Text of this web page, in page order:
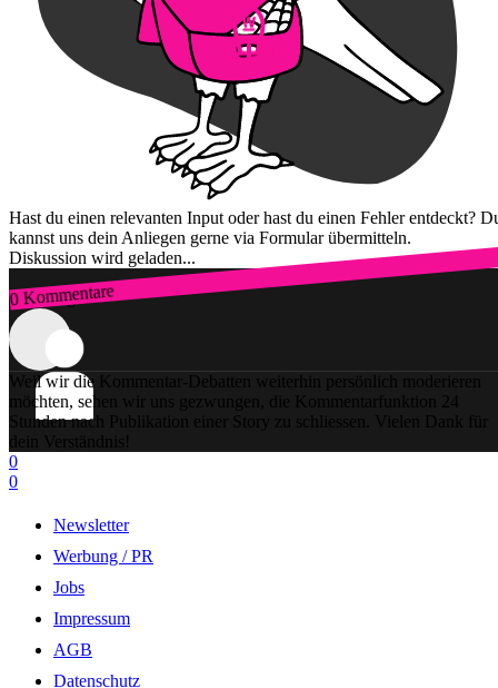
Hast du einen relevanten Input oder hast du einen Fehler entdeckt?
kannst uns dein Anliegen gerne via Formular übermitteln.
Diskussion wird geladen...
0 Kommentare
Zum Login
Weil wir die Kommentar-Debatten weiterhin persönlich moderieren
möchten, sehen wir uns gezwungen, die Kommentarfunktion 24
Stunden nach Publikation einer Story zu schliessen. Vielen Dank für
dein Verständnis!
0
0
Newsletter
Werbung / PR
Jobs
Impressum
AGB
Datenschutz